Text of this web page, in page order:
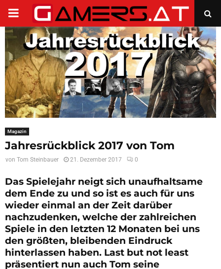
PRIMARY
MENU
Magazin
Jahresrückblick 2017 von Tom
von Tom Steinbauer 21. Dezember 2017 0
Das Spielejahr neigt sich unaufhaltsame
dem Ende zu und so ist es auch für uns
wieder einmal an der Zeit darüber
nachzudenken, welche der zahlreichen
Spiele in den letzten 12 Monaten bei uns
den größten, bleibenden Eindruck
hinterlassen haben. Last but not least
präsentiert nun auch Tom seine